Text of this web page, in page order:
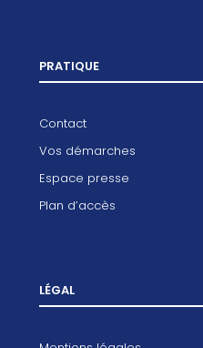
PRATIQUE
Contact
Vos démarches
Espace presse
Plan d’accès
LÉGAL